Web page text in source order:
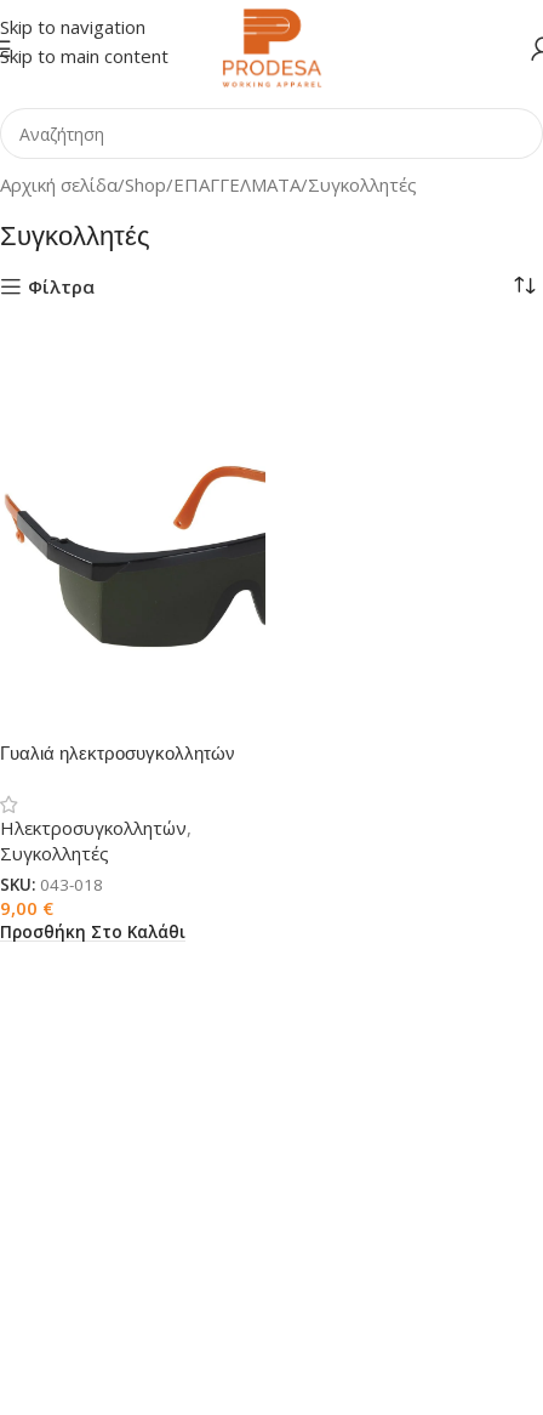
Skip to navigation
Skip to main content
Αρχική σελίδα Shop ΕΠΑΓΓΕΛΜΑΤΑ Συγκολλητές
Συγκολλητές
Φίλτρα
Γυαλιά ηλεκτροσυγκολλητών
Ηλεκτροσυγκολλητών,
Συγκολλητές
SKU: 043-018
9,00 €
Προσθήκη Στο Καλάθι